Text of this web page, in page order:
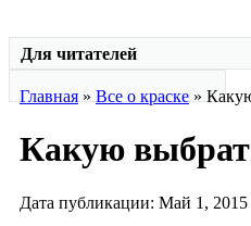
Для читателей
Главная » Все о краске »
Какую
Дата публикации: Май 1, 2015